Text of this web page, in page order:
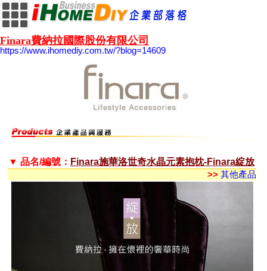
Finara費納拉國際股份有限公司
https://www.ihomediy.com.tw/?blog=14609
▼ 品名/編號： Finara施華洛世奇水晶元素抱枕-Finara綻放
>> 其他產品